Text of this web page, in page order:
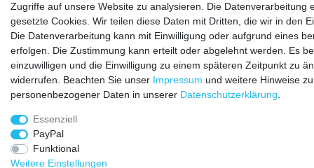
Zugriffe auf unsere Website zu analysieren. Die Datenverarbeitung
gesetzte Cookies. Wir teilen diese Daten mit Dritten, die wir in den
Die Datenverarbeitung kann mit Einwilligung oder aufgrund eines
erfolgen. Die Zustimmung kann erteilt oder abgelehnt werden. Es
einzuwilligen und die Einwilligung zu einem späteren Zeitpunkt zu
widerrufen. Beachten Sie unser Impressum und weitere Hinweise
personenbezogener Daten in unserer Daten­schutz­erklärung
Essenziell
PayPal
Funktional
Weitere Einstellungen